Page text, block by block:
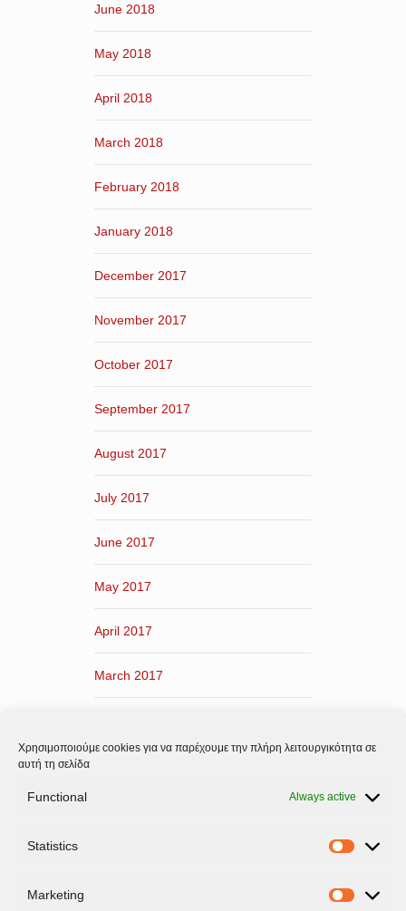
Χρησιμοποιούμε cookies για να παρέχουμε την πλήρη λειτουργικότητα σε
αυτή τη σελίδα
Functional Always active
Statistics
Marketing
June 2018
May 2018
April 2018
March 2018
February 2018
January 2018
December 2017
November 2017
October 2017
September 2017
August 2017
July 2017
June 2017
May 2017
April 2017
March 2017